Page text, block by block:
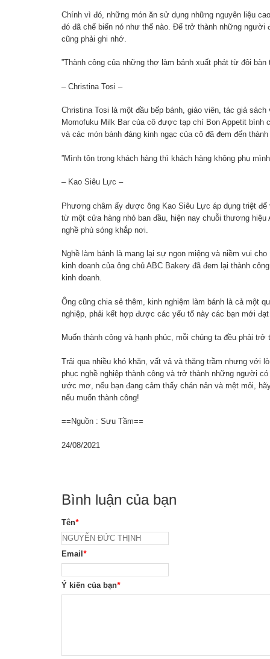
Chính vì đó, những món ăn sử dụng những nguyên liệu
đó đã chế biến nó như thế nào. Để trở thành những
cũng phải ghi nhớ.
”Thành công của những thợ làm bánh xuất phát từ đôi
– Christina Tosi –
Christina Tosi là một đầu bếp bánh, giáo viên, tác giả
Momofuku Milk Bar của cô được tạp chí Bon Appetit
và các món bánh đáng kinh ngạc của cô đã đem đến
”Mình tôn trọng khách hàng thì khách hàng không phụ
– Kao Siêu Lực –
Phương châm ấy được ông Kao Siêu Lực áp dụng triệt
từ một cửa hàng nhỏ ban đầu, hiện nay chuỗi thương
nghề phủ sóng khắp nơi.
Nghề làm bánh là mang lại sự ngon miệng và niềm vui
kinh doanh của ông chủ ABC Bakery đã đem lại thành
kinh doanh.
Ông cũng chia sẻ thêm, kinh nghiệm làm bánh là cả một
nghiệp, phải kết hợp được các yếu tố này các bạn mới
Muốn thành công và hạnh phúc, mỗi chúng ta đều phải
Trải qua nhiều khó khăn, vất vả và thăng trầm nhưng với
phục nghề nghiệp thành công và trở thành những người
ước mơ, nếu bạn đang cảm thấy chán nản và mệt mỏi,
nếu muốn thành công!
==Nguồn : Sưu Tầm==
24/08/2021
Bình luận của bạn
Tên*
Email *
Ý kiến của bạn*